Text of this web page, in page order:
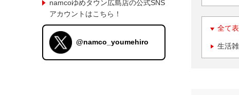
全て
生活
namcoゆめタウン広島店の公式SNS
アカウントはこちら！
@namco_youmehiro